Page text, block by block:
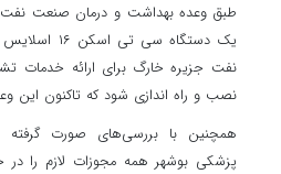
طبق وعده بهداشت و درمان صنعت نفت
یک دستگاه سی تی اسکن ۱۶ اسلایس
نفت جزیره خارگ برای ارائه خدمات
نصب و راه اندازی شود که تاکنون این
همچنین با بررسی‌های صورت گرفته
پزشکی بوشهر همهمجوزات لازم را